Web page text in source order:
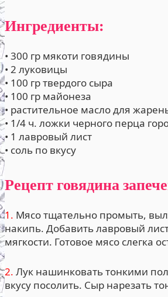
Ингредиенты:
• 300 гр мякоти говядины
• 2 луковицы
• 100 гр твердого сыра
• 100 гр майонеза
• растительное масло для
• 1/4 ч. ложки черного перца
• 1 лавровый лист
• соль по вкусу
Рецепт говядина
1. Мясо тщательно промыть,
накипь. Добавить лавровый
мягкости. Готовое мясо слегка
2. Лук нашинковать тонкими
вкусу посолить. Сыр нарезать